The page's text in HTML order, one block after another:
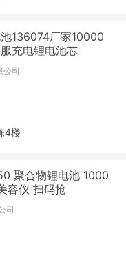
136074厂家10000
充电锂电池芯
公司
4楼
聚合物锂电池 1000
容仪 扫码抢
司